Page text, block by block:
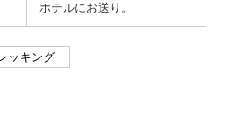
ホテルにお送り。
ッキング